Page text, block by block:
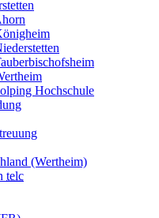
Hochschule
(Wertheim)
telc